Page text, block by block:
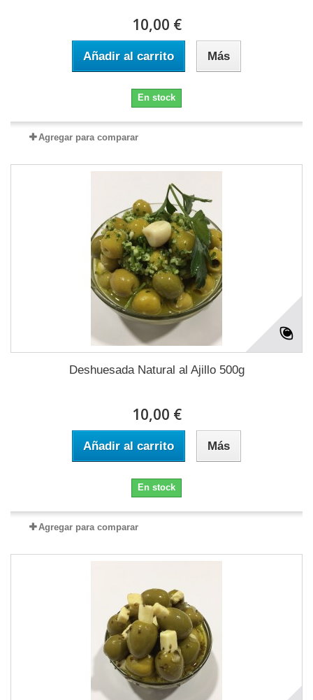
10,00 €
Añadir al carrito Más
En stock
Agregar para comparar
Deshuesada Natural al Ajillo 500g
10,00 €
Añadir al carrito Más
En stock
Agregar para comparar